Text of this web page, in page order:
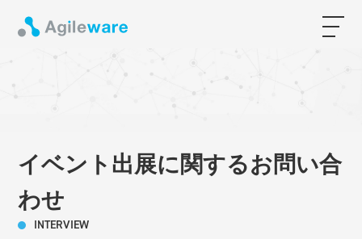
イベント出展に関するお問い合
わせ
INTERVIEW